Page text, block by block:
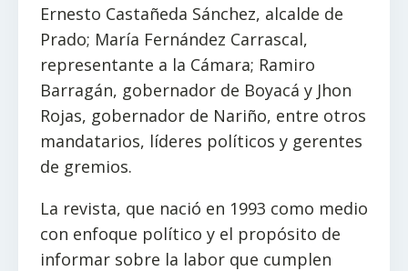
Ernesto Castañeda Sánchez, alcalde de
Prado; María Fernández Carrascal,
representante a la Cámara; Ramiro
Barragán, gobernador de Boyacá y Jhon
Rojas, gobernador de Nariño, entre otros
mandatarios, líderes políticos y gerentes
de gremios.
La revista, que nació en 1993 como medio
con enfoque político y el propósito de
informar sobre la labor que cumplen